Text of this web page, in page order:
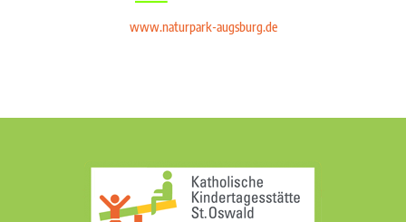
www.naturpark-augsburg.de